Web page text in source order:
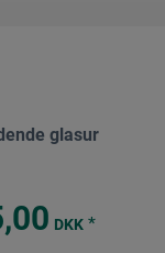
glasur
DKK *